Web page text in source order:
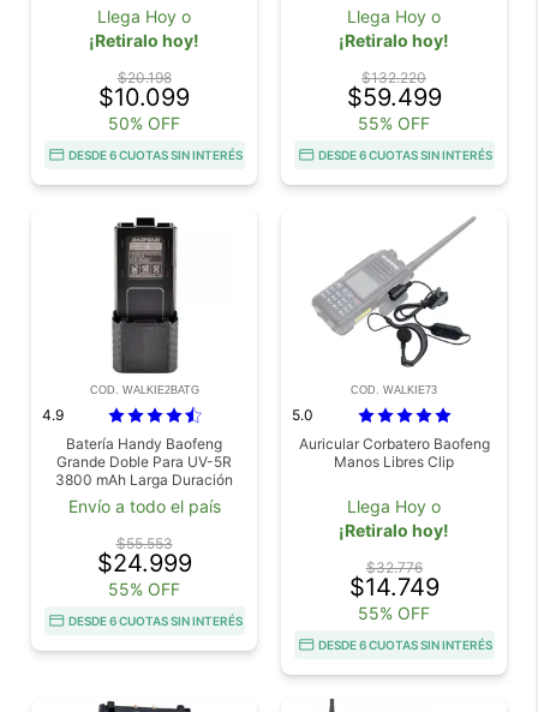
Llega Hoy o
¡Retiralo hoy!
$20.198
$10.099
50% OFF
DESDE 6 CUOTAS SIN INTERÉS
Llega Hoy o
¡Retiralo hoy!
$132.220
$59.499
55% OFF
DESDE 6 CUOTAS SIN INTERÉS
COD. WALKIE2BATG
4.9
Batería Handy Baofeng
Grande Doble Para UV-5R
3800 mAh Larga Duración
Envío a todo el país
$55.553
$24.999
55% OFF
DESDE 6 CUOTAS SIN INTERÉS
COD. WALKIE73
5.0
Auricular Corbatero Baofeng
Manos Libres Clip
Llega Hoy o
¡Retiralo hoy!
$32.776
$14.749
55% OFF
DESDE 6 CUOTAS SIN INTERÉS